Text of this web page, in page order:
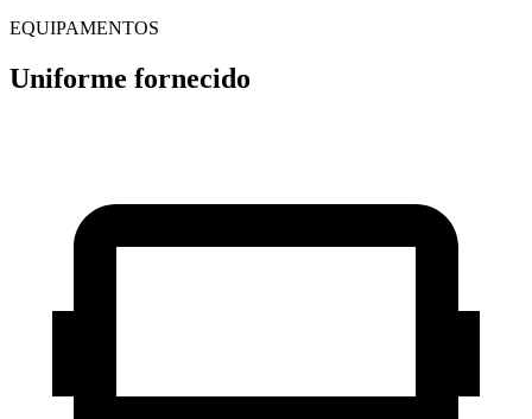
EQUIPAMENTOS
Uniforme fornecido